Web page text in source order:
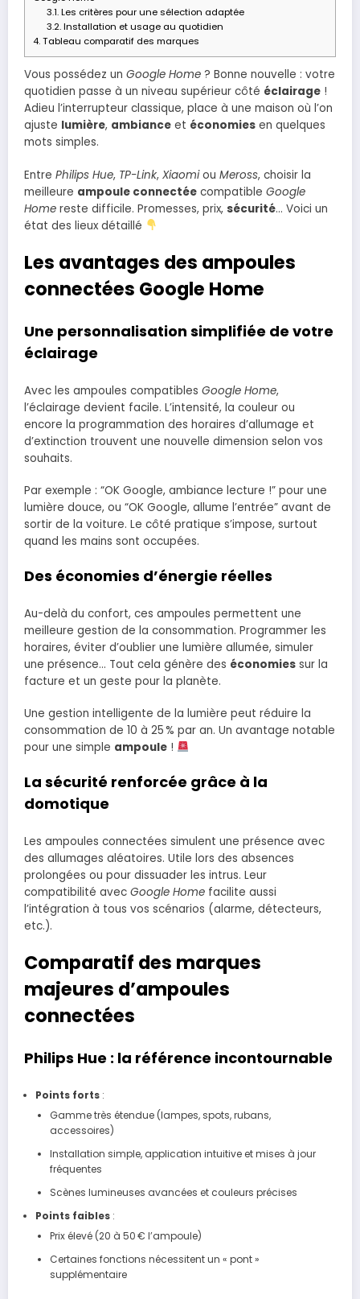
3.1.Les critères pour une sélection adaptée
3.2.Installation et usage au quotidien
4.Tableau comparatif des marques
Vous possédez un Google Home ? Bonne nouvelle : votre
quotidien passe à un niveau supérieur côté éclairage !
Adieu l’interrupteur classique, place à une maison où l’on
ajuste lumière, ambiance et économies en quelques
mots simples.
Entre Philips Hue, TP-Link, Xiaomiou Meross, choisir la
meilleure ampoule connectée compatible Google
Home reste difficile. Promesses, prix, sécurité… Voici un
état des lieux détaillé
Les avantages des ampoules
connectées Google Home
Une personnalisation simplifiée de votre
éclairage
Avec les ampoules compatibles Google Home,
l’éclairage devient facile. L’intensité, la couleur ou
encore la programmation des horaires d’allumage et
d’extinction trouvent une nouvelle dimension selon vos
souhaits.
Par exemple : “OK Google, ambiance lecture !” pour une
lumière douce, ou “OK Google, allume l’entrée” avant de
sortir de la voiture. Le côté pratique s’impose, surtout
quand les mains sont occupées.
Des économies d’énergie réelles
Au-delà du confort, ces ampoules permettent une
meilleure gestion de la consommation. Programmer les
horaires, éviter d’oublier une lumière allumée, simuler
une présence… Tout cela génère des économies sur la
facture et un geste pour la planète.
Une gestion intelligente de la lumière peut réduire la
consommation de 10 à 25 % par an. Un avantage notable
pour une simple ampoule !
La sécurité renforcée grâce à la
domotique
Les ampoules connectées simulent une présence avec
des allumages aléatoires. Utile lors des absences
prolongées ou pour dissuader les intrus. Leur
compatibilité avec Google Home facilite aussi
l’intégration à tous vos scénarios (alarme, détecteurs,
etc.).
Comparatif des marques
majeures d’ampoules
connectées
Philips Hue : la référence incontournable
Points forts:
Gamme très étendue (lampes, spots, rubans,
accessoires)
Installation simple, application intuitive et mises à jour
fréquentes
Scènes lumineuses avancées et couleurs précises
Points faibles:
Prix élevé (20 à 50 € l’ampoule)
Certaines fonctions nécessitent un « pont »
supplémentaire